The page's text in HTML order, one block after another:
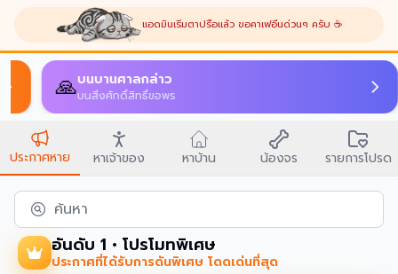
แอดมินเริ่มตาปรือแล้ว ขอคาเฟอีนด่วนๆ ครับ ☕
🙏บนบานศาลกล่าว
บนสิ่งศักดิ์สิทธิ์ขอพร
ประกาศหาย หาเจ้าของ หาบ้าน น้องจร รายการโปรด
ค้นหา
อันดับ 1 • โปรโมทพิเศษ
ประกาศที่ได้รับการดันพิเศษ โดดเด่นที่สุด